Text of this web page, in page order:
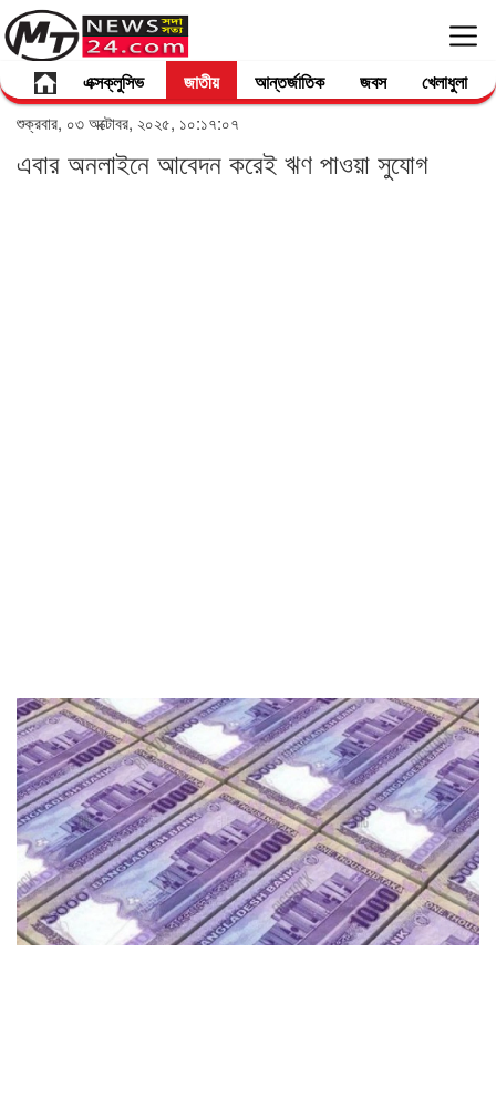
এক্সক্লুসিভ জাতীয় আন্তর্জাতিক জবস খেলাধুলা
শুক্রবার, ০৩ অক্টোবর, ২০২৫, ১০:১৭:০৭
এবার অনলাইনে আবেদন করেই ঋণ পাওয়া সুযোগ